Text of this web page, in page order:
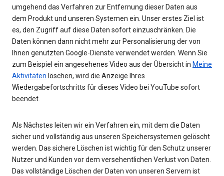
umgehend das Verfahren zur Entfernung dieser Daten aus
dem Produkt und unseren Systemen ein. Unser erstes Ziel ist
es, den Zugriff auf diese Daten sofort einzuschränken. Die
Daten können dann nicht mehr zur Personalisierung der von
Ihnen genutzten Google-Dienste verwendet werden. Wenn Sie
zum Beispiel ein angesehenes Video aus der Übersicht in Meine
Aktivitäten löschen, wird die Anzeige Ihres
Wiedergabefortschritts für dieses Video bei YouTube sofort
beendet.
Als Nächstes leiten wir ein Verfahren ein, mit dem die Daten
sicher und vollständig aus unseren Speichersystemen gelöscht
werden. Das sichere Löschen ist wichtig für den Schutz unserer
Nutzer und Kunden vor dem versehentlichen Verlust von Daten.
Das vollständige Löschen der Daten von unseren Servern ist